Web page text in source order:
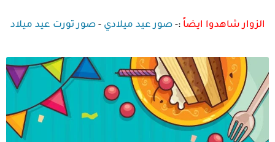
الزوار شاهدوا ايضاً :-صور عيد ميلادي -صور تورت عيد ميلاد